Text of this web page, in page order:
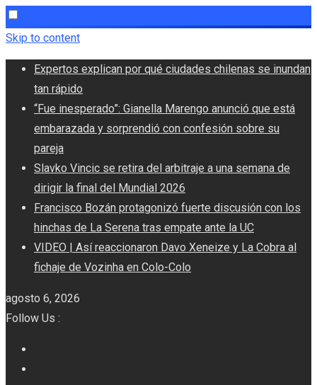
Skip to content
Expertos explican por qué ciudades chilenas se inundan
tan rápido
“Fue inesperado”: Gianella Marengo anunció que está
embarazada y sorprendió con confesión sobre su
pareja
Slavko Vincic se retira del arbitraje a una semana de
dirigir la final del Mundial 2026
Francisco Bozán protagonizó fuerte discusión con los
hinchas de La Serena tras empate ante la UC
VIDEO | Así reaccionaron Davo Xeneize y La Cobra al
fichaje de Vozinha en Colo-Colo
agosto 6, 2026
Follow Us :